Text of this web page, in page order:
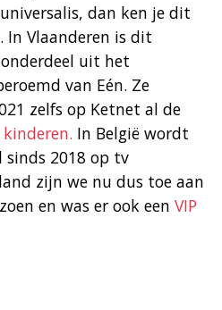
dan ken je dit
In Vlaanderen is dit
uit het
van Eén. Ze
zelfs op Ketnet al de
In België wordt
sinds 2018 op tv
zijn we nu dus toe aan
en was er ook een VIP